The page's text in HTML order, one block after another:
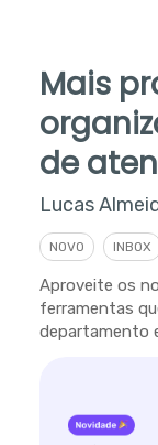
Mais
de
Lucas
NOVO INBOX
Aproveite os
ferramentas
departamento